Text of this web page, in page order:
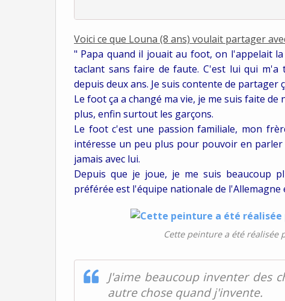
Voici ce que Louna (8 ans) voulait partager
" Papa quand il jouait au foot, on l'appelait
taclant sans faire de faute. C'est lui qui
depuis deux ans. Je suis contente de partager
Le foot ça a changé ma vie, je me suis faite
plus, enfin surtout les garçons.
Le foot c'est une passion familiale, mon
intéresse un peu plus pour pouvoir en
jamais avec lui.
Depuis que je joue, je me suis beaucoup
préférée est l'équipe nationale de l'Allemagne
Cette peinture a été réalisée
J'aime beaucoup inventer des
autre chose quand j'invente.